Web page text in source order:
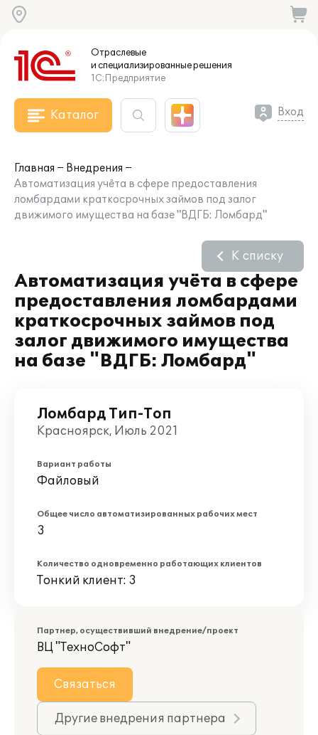
Отраслевые
и специализированныерешения
1С:Предприятие
Каталог Вход
Главная
Внедрения
Автоматизация учёта в сфере предоставления
ломбардами краткосрочных займов под залог
движимого имущества на базе "ВДГБ: Ломбард"
Автоматизация учёта в сфере
предоставления ломбардами
краткосрочных займов под
залог движимого имущества
на базе "ВДГБ: Ломбард"
К списку
Ломбард Тип-Топ
Красноярск, Июль 2021
Вариант работы
Файловый
Общее число автоматизированных рабочих мест
3
Количество одновременно работающих клиентов
Тонкий клиент: 3
Партнер, осуществивший внедрение/проект
ВЦ "ТехноСофт"
Связаться
Другие внедрения партнера